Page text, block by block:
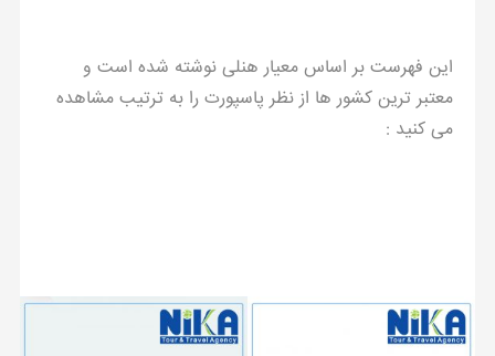
این فهرست بر اساس معیار هنلی نوشته شده است و
معتبر ترین کشور ها از نظر پاسپورت را به ترتیب مشاهده
می کنید :